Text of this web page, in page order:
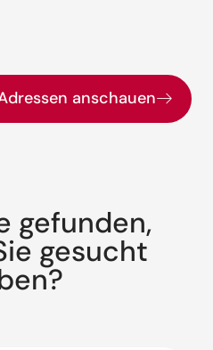
anschauen
gefunden,
gesucht